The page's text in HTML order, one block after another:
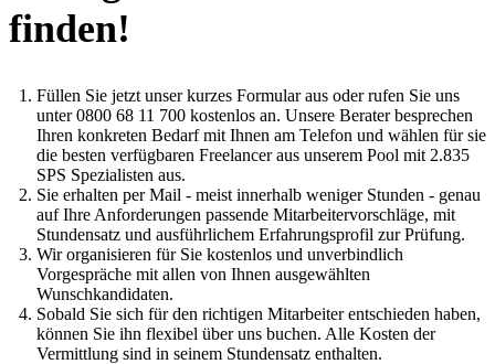
finden!
Füllen Sie jetzt unser kurzes Formular aus oder rufen Sie uns
unter 0800 68 11 700 kostenlos an. Unsere Berater besprechen
Ihren konkreten Bedarf mit Ihnen am Telefon und wählen für sie
die besten verfügbaren Freelancer aus unserem Pool mit 2.835
SPS Spezialisten aus.
Sie erhalten per Mail - meist innerhalb weniger Stunden - genau
auf Ihre Anforderungen passende Mitarbeitervorschläge, mit
Stundensatz und ausführlichem Erfahrungsprofil zur Prüfung.
Wir organisieren für Sie kostenlos und unverbindlich
Vorgespräche mit allen von Ihnen ausgewählten
Wunschkandidaten.
Sobald Sie sich für den richtigen Mitarbeiter entschieden haben,
können Sie ihn flexibel über uns buchen. Alle Kosten der
Vermittlung sind in seinem Stundensatz enthalten.